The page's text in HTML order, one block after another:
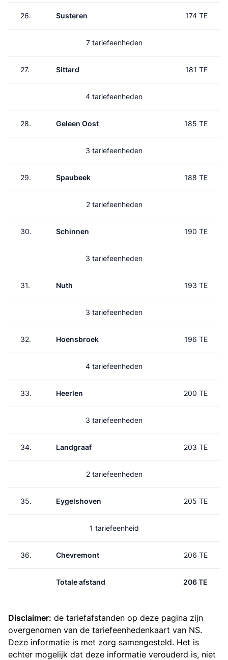
26. Susteren 174 TE
7 tariefeenheden
27. Sittard 181 TE
4 tariefeenheden
28. Geleen Oost 185 TE
3 tariefeenheden
29. Spaubeek 188 TE
2 tariefeenheden
30. Schinnen 190 TE
3 tariefeenheden
31. Nuth 193 TE
3 tariefeenheden
32. Hoensbroek 196 TE
4 tariefeenheden
33. Heerlen 200 TE
3 tariefeenheden
34. Landgraaf 203 TE
2 tariefeenheden
35. Eygelshoven 205 TE
1 tariefeenheid
36. Chevremont 206 TE
Totale afstand 206 TE
Disclaimer: de tariefafstanden op deze pagina zijn
overgenomen van de tariefeenhedenkaart van NS.
Deze informatie is met zorg samengesteld. Het is
echter mogelijk dat deze informatie verouderd is, niet